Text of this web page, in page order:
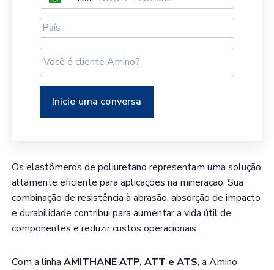
+55
Os elastômeros de poliuretano representam uma solução
altamente eficiente para aplicações na mineração. Sua
combinação de resistência à abrasão, absorção de impacto
e durabilidade contribui para aumentar a vida útil de
componentes e reduzir custos operacionais.
Com a linha AMITHANE ATP, ATT e ATS, a Amino